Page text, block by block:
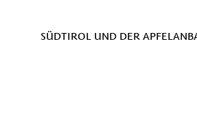
SÜDTIROL UND DER